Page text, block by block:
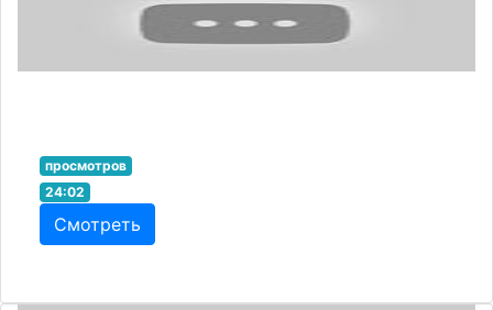
просмотров
24:02
Смотреть